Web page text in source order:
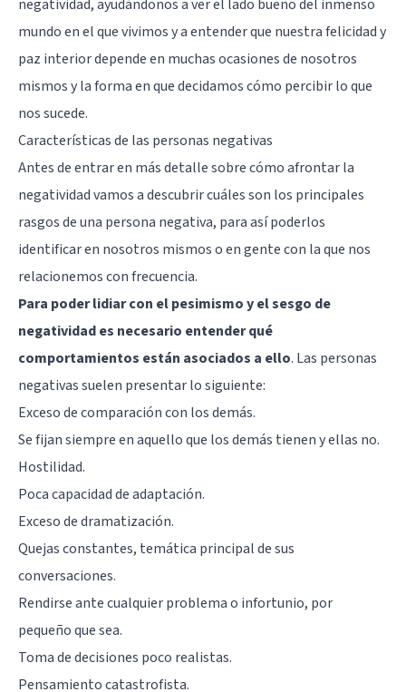
negatividad, ayudándonos a ver el lado bueno del inmenso
mundo en el que vivimos y a entender que nuestra felicidad y
paz interior depende en muchas ocasiones de nosotros
mismos y la forma en que decidamos cómo percibir lo que
nos sucede.
Características de las personas negativas
Antes de entrar en más detalle sobre cómo afrontar la
negatividad vamos a descubrir cuáles son los principales
rasgos de una persona negativa, para así poderlos
identificar en nosotros mismos o en gente con la que nos
relacionemos con frecuencia.
Para poder lidiar con el pesimismo y el sesgo de
negatividad es necesario entender qué
comportamientos están asociados a ello. Las personas
negativas suelen presentar lo siguiente:
Exceso de comparación con los demás.
Se fijan siempre en aquello que los demás tienen y ellas no.
Hostilidad.
Poca capacidad de adaptación.
Exceso de dramatización.
Quejas constantes, temática principal de sus
conversaciones.
Rendirse ante cualquier problema o infortunio, por
pequeño que sea.
Toma de decisiones poco realistas.
Pensamiento catastrofista.